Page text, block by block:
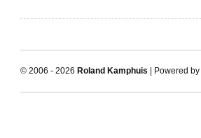
© 2006 - 2026 Roland Kamphuis | Powered by